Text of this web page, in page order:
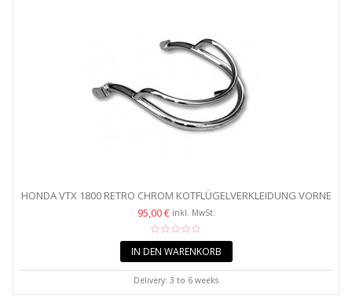
HONDA VTX 1800 RETRO CHROM KOTFLÜGELVERKLEIDUNG VORNE
95,00 € inkl. MwSt.
IN DEN WARENKORB
Delivery: 3 to 6 weeks